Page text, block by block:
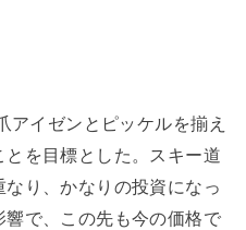
アイゼンとピッケルを揃え
を目標とした。スキー道
り、かなりの投資になっ
で、この先も今の価格で